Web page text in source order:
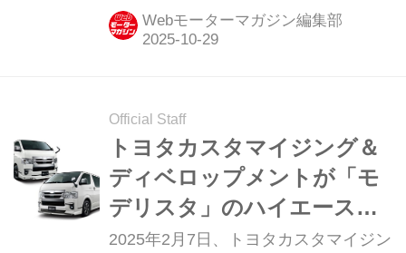
「LEXUS」の立ち位置もまた、ひとき
わ鮮やかに浮かび上がろうとしてい
ル・トヨタ エリアは、それぞれのブラ
ンドがもっと高く、もっと遠くに躍動
するための確かな一歩を踏み出すステ
ージになりそうだ。（写真：佐藤正巳
／トヨタ自動車）
Webモーターマガジン編集部
Official Staff
トヨタカスタマイジング＆
ディベロップメントが「モ
デリスタ」のハイエース用
カスタマイズアイテムを追
2025年2月7日、トヨタカスタマイジン